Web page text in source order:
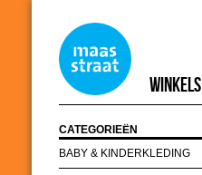
Winkels
CATEGORIEËN
BABY & KINDERKLEDING